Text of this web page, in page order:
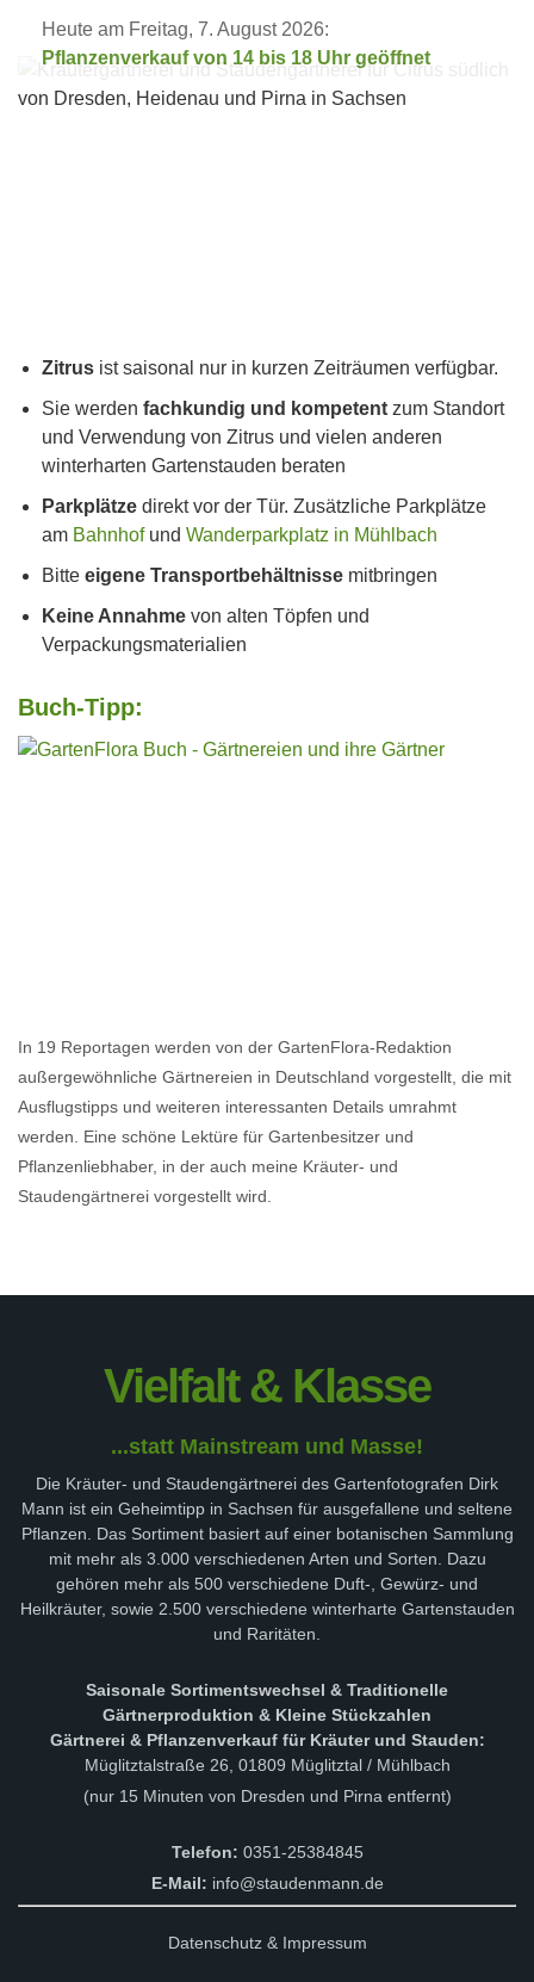
Heute am Freitag, 7. August 2026:
Pflanzenverkauf von 14 bis 18 Uhr geöffnet
Zitrus ist saisonal nur in kurzen Zeiträumen verfügbar.
Sie werden fachkundig und kompetent zum Standort
und Verwendung von Zitrus und vielen anderen
winterharten Gartenstauden beraten
Parkplätze direkt vor der Tür. Zusätzliche Parkplätze
am Bahnhofund Wanderparkplatz in Mühlbach
Bitte eigene Transportbehältnisse mitbringen
Keine Annahme von alten Töpfen und
Verpackungsmaterialien
Buch-Tipp:
In 19 Reportagen werden von der GartenFlora-Redaktion
außergewöhnliche Gärtnereien in Deutschland vorgestellt, die mit
Ausflugstipps und weiteren interessanten Details umrahmt
werden. Eine schöne Lektüre für Gartenbesitzer und
Pflanzenliebhaber, in der auch meine Kräuter- und
Staudengärtnerei vorgestellt wird.
Vielfalt & Klasse
...statt Mainstream und Masse!
Die Kräuter- und Staudengärtnerei des Gartenfotografen Dirk
Mann ist ein Geheimtipp in Sachsen für ausgefallene und seltene
Pflanzen. Das Sortiment basiert auf einer botanischen Sammlung
mit mehr als 3.000 verschiedenen Arten und Sorten. Dazu
gehören mehr als 500 verschiedene Duft-, Gewürz- und
Heilkräuter, sowie 2.500 verschiedene winterharte Gartenstauden
und Raritäten.
Saisonale Sortimentswechsel & Traditionelle
Gärtnerproduktion & Kleine Stückzahlen
Gärtnerei & Pflanzenverkauf für Kräuter und Stauden:
Müglitztalstraße 26, 01809 Müglitztal / Mühlbach
(nur 15 Minuten von Dresden und Pirna entfernt)
Telefon: 0351-25384845
E-Mail: info@staudenmann.de
Datenschutz & Impressum